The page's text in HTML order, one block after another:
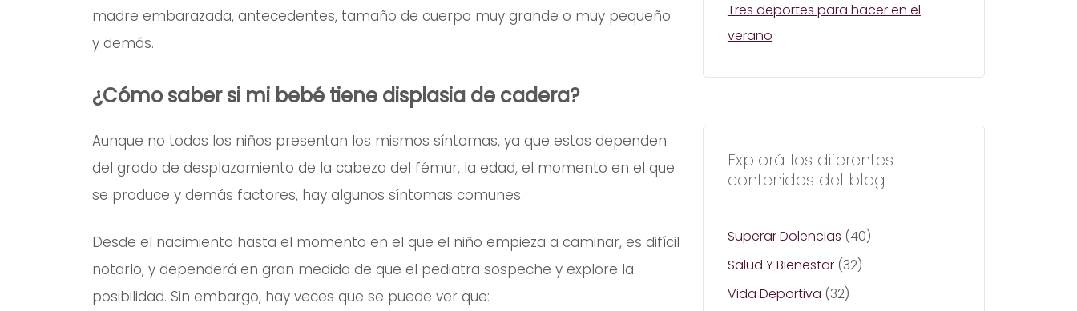
madre embarazada, antecedentes, tamaño de cuerpo muy grande o muy pequeño
y demás.
¿Cómo saber si mi bebé tiene displasia de cadera?
Aunque no todos los niños presentan los mismos síntomas, ya que estos dependen
del grado de desplazamiento de la cabeza del fémur, la edad, el momento en el que
se produce y demás factores, hay algunos síntomas comunes.
Desde el nacimiento hasta el momento en el que el niño empieza a caminar, es difícil
notarlo, y dependerá en gran medida de que el pediatra sospeche y explore la
posibilidad. Sin embargo, hay veces que se puede ver que:
Tres deportes para hacer en el
verano
Explorá los diferentes
contenidos del blog
Superar Dolencias (40)
Salud Y Bienestar (32)
Vida Deportiva (32)